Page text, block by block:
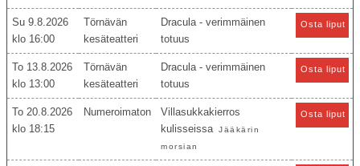
Su 9.8.2026
16:00
Törnävän
kesäteatteri
Dracula - verimmäinen
totuus
Osta liput
To 13.8.2026
13:00
Törnävän
kesäteatteri
Dracula - verimmäinen
totuus
Osta liput
To 20.8.2026
18:15
Numeroimaton
Villasukkakierros
kulisseissa
Jääkärin
morsian
Osta liput